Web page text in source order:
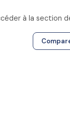
à la section